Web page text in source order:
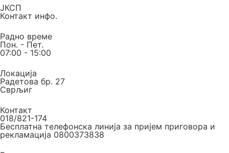
ЈКСП
Контакт инфо.
Радно време
Пон. - Пет.
07:00 - 15:00
Локација
Радетова бр. 27
Сврљиг
Контакт
018/821-174
Бесплатна телефонска линија за пријем приговора и
рекламација 0800373838